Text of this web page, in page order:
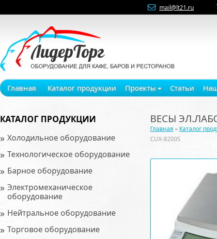
mail@lt21.ru
Главная Каталог продукции Проекты Статьи
КАТАЛОГ ПРОДУКЦИИ
» Холодильное оборудование
» Технологическое оборудование
» Барное оборудование
» Электромеханическое
оборудование
» Нейтральное оборудование
» Торговое оборудование
ВЕСЫ
Главная » Каталог
CUX-8200S